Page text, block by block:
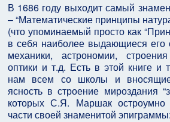
В 1686 году выходит самый
– “Математические принципы
(что упоминаемый просто как
в себя наиболее выдающиеся его
механики, астрономии,
оптики и т.д. Есть в этой книге
нам всем со школы и
ясность в строение мироздания
которых С.Я. Маршак остроумно
части своей знаменитой эпиграммы: